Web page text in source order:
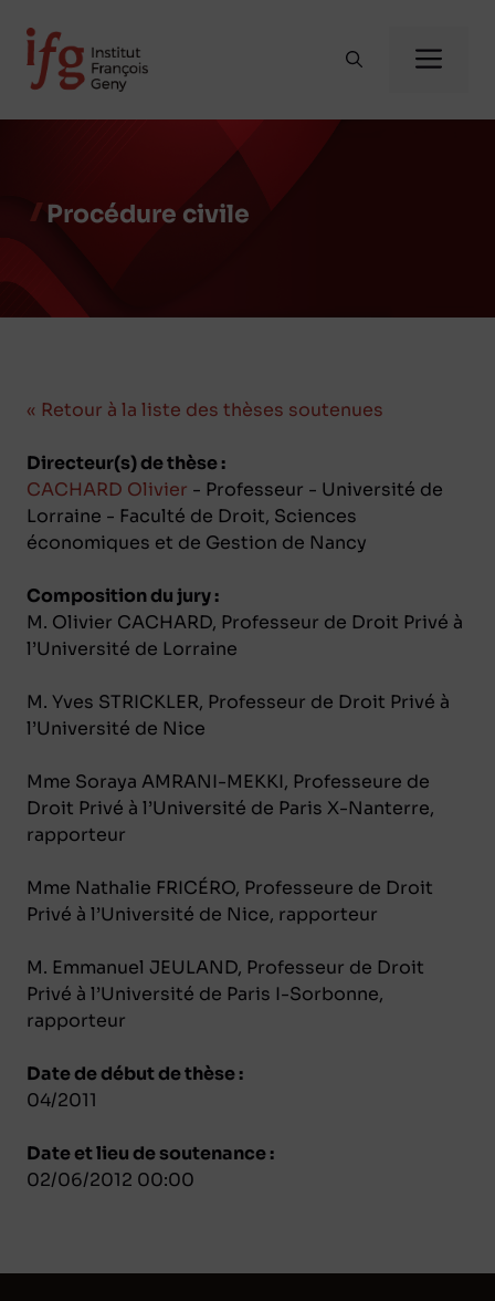
contenu
Procédure civile
« Retour à la liste des thèses soutenues
Directeur(s) de thèse :
CACHARD Olivier - Professeur - Université de
Lorraine - Faculté de Droit, Sciences
économiques et de Gestion de Nancy
Composition du jury :
M. Olivier CACHARD, Professeur de Droit Privé à
l’Université de Lorraine
M. Yves STRICKLER, Professeur de Droit Privé à
l’Université de Nice
Mme Soraya AMRANI-MEKKI, Professeure de
Droit Privé à l’Université de Paris X-Nanterre,
rapporteur
Mme Nathalie FRICÉRO, Professeure de Droit
Privé à l’Université de Nice, rapporteur
M. Emmanuel JEULAND, Professeur de Droit
Privé à l’Université de Paris I-Sorbonne,
rapporteur
Date de début de thèse :
04/2011
Date et lieu de soutenance :
02/06/2012 00:00